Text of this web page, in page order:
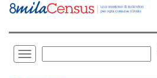
Vai
direttamente
Toggle
navigation